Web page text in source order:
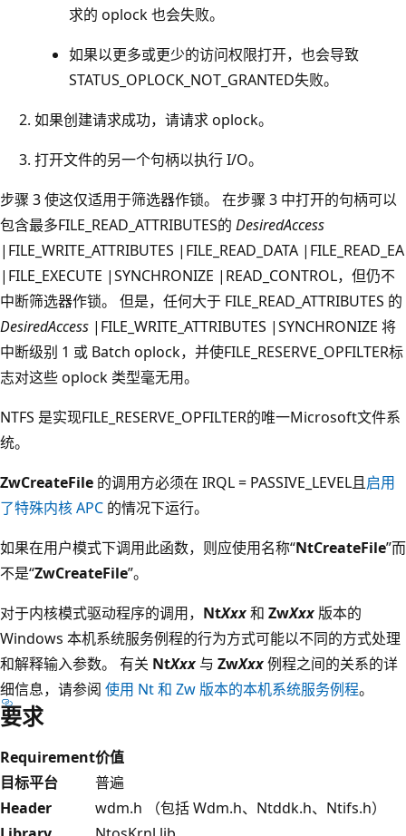
求的 oplock 也会失败。
如果以更多或更少的访问权限打开，也会导致
STATUS_OPLOCK_NOT_GRANTED失败。
如果创建请求成功，请请求 oplock。
打开文件的另一个句柄以执行 I/O。
步骤 3 使这仅适用于筛选器作锁。 在步骤 3 中打开的句柄可以
包含最多FILE_READ_ATTRIBUTES的 DesiredAccess
|FILE_WRITE_ATTRIBUTES |FILE_READ_DATA |FILE_READ_EA
|FILE_EXECUTE |SYNCHRONIZE |READ_CONTROL，但仍不
中断筛选器作锁。 但是，任何大于 FILE_READ_ATTRIBUTES 的
DesiredAccess |FILE_WRITE_ATTRIBUTES |SYNCHRONIZE 将
中断级别 1 或 Batch oplock，并使FILE_RESERVE_OPFILTER标
志对这些 oplock 类型毫无用。
NTFS 是实现FILE_RESERVE_OPFILTER的唯一Microsoft文件系
统。
ZwCreateFile 的调用方必须在 IRQL = PASSIVE_LEVEL且启用
了特殊内核 APC 的情况下运行。
如果在用户模式下调用此函数，则应使用名称“NtCreateFile”而
不是“ZwCreateFile”。
对于内核模式驱动程序的调用， NtXxx和 ZwXxx 版本的
Windows 本机系统服务例程的行为方式可能以不同的方式处理
和解释输入参数。 有关 NtXxx 与 ZwXxx例程之间的关系的详
细信息，请参阅 使用 Nt 和 Zw 版本的本机系统服务例程。
要求
Requirement价值
目标平台
普遍
Header
wdm.h （包括 Wdm.h、Ntddk.h、Ntifs.h）